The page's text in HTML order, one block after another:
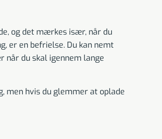
og det mærkes især, når du
er en befrielse. Du kan nemt
når du skal igennem lange
men hvis du glemmer at oplade